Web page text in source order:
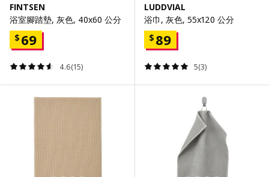
FINTSEN
浴室腳踏墊, 灰色, 40x60 公分
$ 69
4.6(15)
LUDDVIAL
浴巾, 灰色, 55x120 公分
$ 89
5(3)